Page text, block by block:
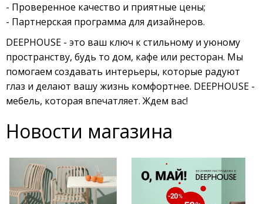
- Проверенное качество и приятные цены;
- Партнерская программа для дизайнеров.
DEEPHOUSE - это ваш ключ к стильному и уюному
пространству, будь то дом, кафе или ресторан. Мы
помогаем создавать интерьеры, которые радуют
глаз и делают вашу жизнь комфортнее. DEEPHOUSE -
мебель, которая впечатляет. Ждем вас!
Новости магазина